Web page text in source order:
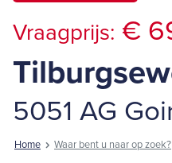
Vraagprijs: €
5051 AG
Home Waar bent u naar op zoek?